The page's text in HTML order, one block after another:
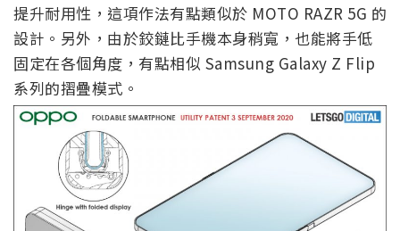
提升耐用性，這項作法有點類似於 MOTO RAZR 5G 的
設計。另外，由於鉸鏈比手機本身稍寬，也能將手低
固定在各個角度，有點相似 Samsung Galaxy Z Flip
系列的摺疊模式。